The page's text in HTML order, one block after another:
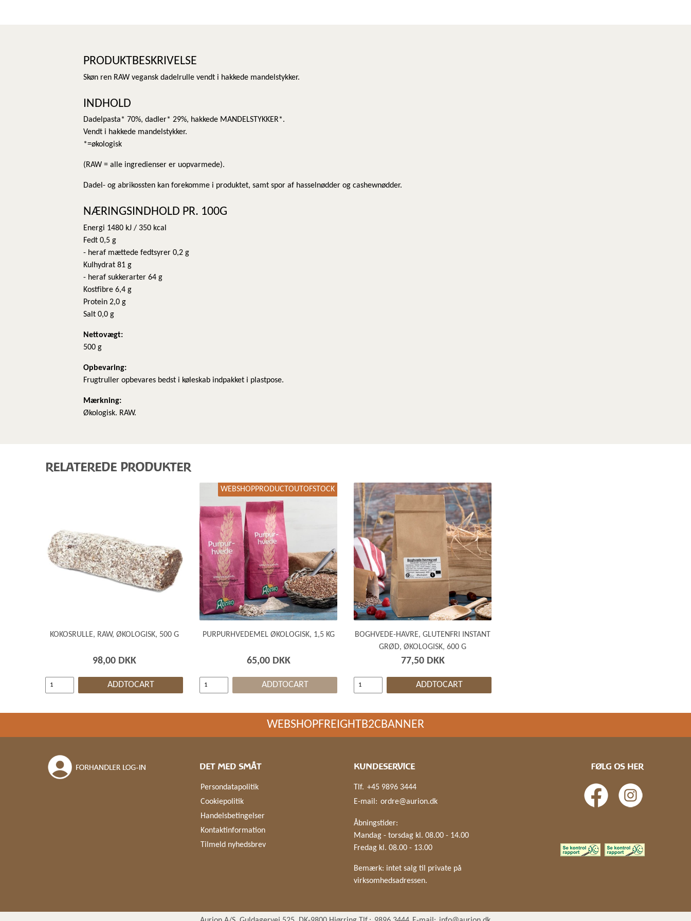
PRODUKTBESKRIVELSE
Skøn ren RAW vegansk dadelrulle vendt i hakkede mandelstykker.
INDHOLD
Dadelpasta* 70%, dadler* 29%, hakkede MANDELSTYKKER*.
Vendt i hakkede mandelstykker.
*=økologisk
(RAW = alle ingredienser er uopvarmede).
Dadel- og abrikossten kan forekomme i produktet, samt spor af hasselnødder og cashewnødder.
NÆRINGSINDHOLD PR. 100G
Energi 1480 kJ / 350 kcal
Fedt 0,5 g
- heraf mættede fedtsyrer 0,2 g
Kulhydrat 81 g
- heraf sukkerarter 64 g
Kostfibre 6,4 g
Protein 2,0 g
Salt 0,0 g
Nettovægt:
500 g
Opbevaring:
Frugtruller opbevares bedst i køleskab indpakket i plastpose.
Mærkning:
Økologisk. RAW.
RELATEREDE PRODUKTER
KOKOSRULLE, RAW, ØKOLOGISK, 500 G
98,00 DKK
ADDTOCART
WEBSHOPPRODUCTOUTOFSTOCK
PURPURHVEDEMEL ØKOLOGISK, 1,5 KG
65,00 DKK
ADDTOCART
BOGHVEDE-HAVRE, GLUTENFRI INSTANT
GRØD, ØKOLOGISK, 600 G
77,50 DKK
ADDTOCART
WEBSHOPFREIGHTB2CBANNER
DET MED SMÅT
Persondatapolitik
Cookiepolitik
Handelsbetingelser
Kontaktinformation
Tilmeld nyhedsbrev
KUNDESERVICE
Tlf. +45 9896 3444
E-mail: ordre@aurion.dk
Åbningstider:
Mandag - torsdag kl. 08.00 - 14.00
Fredag kl. 08.00 - 13.00
Bemærk: intet salg til private på
virksomhedsadressen.
FØLG OS HER